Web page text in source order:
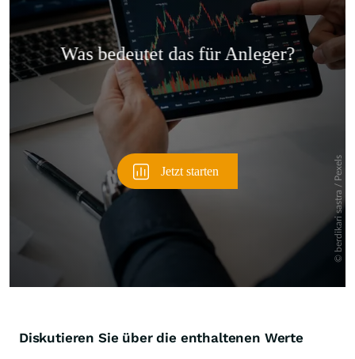
Überspringen
Diskutieren Sie über die enthaltenen Werte